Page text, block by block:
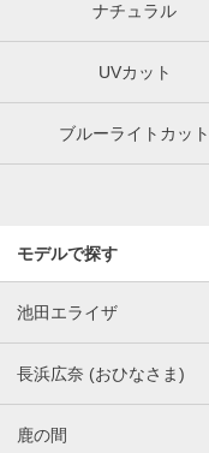
ナチュラル
UVカット
ブルーライトカット
モデルで探す
池田エライザ
長浜広奈 (おひなさま)
鹿の間